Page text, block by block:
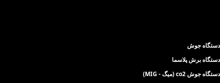
دستگاه جوش
دستگاه برش پلاسما
دستگاه جوش co2 (میگ - MIG)